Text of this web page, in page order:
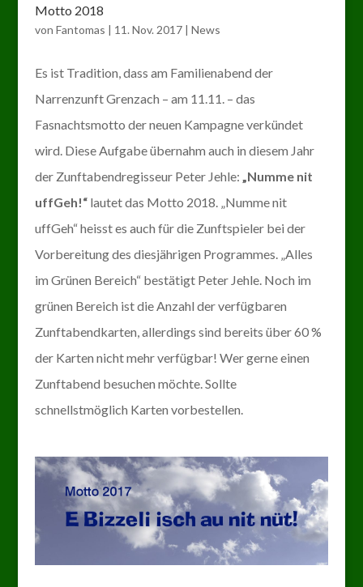
Motto 2018
von Fantomas | 11. Nov. 2017| News
Es ist Tradition, dass am Familienabend der
Narrenzunft Grenzach – am 11.11. – das
Fasnachtsmotto der neuen Kampagne verkündet
wird. Diese Aufgabe übernahm auch in diesem Jahr
der Zunftabendregisseur Peter Jehle: „Numme nit
uffGeh!“ lautet das Motto 2018. „Numme nit
uffGeh“ heisst es auch für die Zunftspieler bei der
Vorbereitung des diesjährigen Programmes. „Alles
im Grünen Bereich“ bestätigt Peter Jehle. Noch im
grünen Bereich ist die Anzahl der verfügbaren
Zunftabendkarten, allerdings sind bereits über 60 %
der Karten nicht mehr verfügbar! Wer gerne einen
Zunftabend besuchen möchte. Sollte
schnellstmöglich Karten vorbestellen.